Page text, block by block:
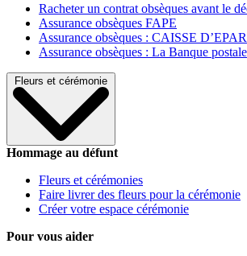
Racheter un contrat obsèques avant le
Assurance obsèques FAPE
Assurance obsèques : CAISSE
Assurance obsèques : La Banque postale
Fleurs et cérémonie
Hommage au défunt
Fleurs et cérémonies
Faire livrer des fleurs pour la cérémonie
Créer votre espace cérémonie
Pour vous aider